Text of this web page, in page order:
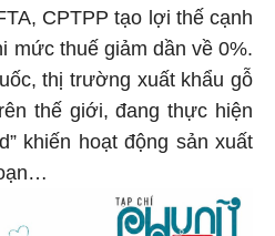
CPTPP tạo lợi thế cạnh
mức thuế giảm dần về 0%.
thị trường xuất khẩu gỗ
thế giới, đang thực hiện
khiến hoạt động sản xuất